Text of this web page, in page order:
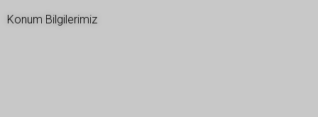
Konum Bilgilerimiz